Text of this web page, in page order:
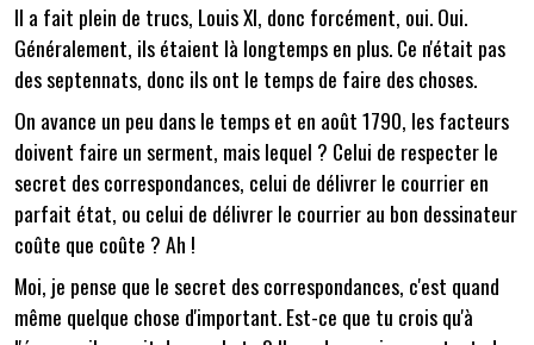
Il a fait plein de trucs, Louis XI, donc forcément, oui. Oui.
Généralement, ils étaient là longtemps en plus. Ce n'était pas
des septennats, donc ils ont le temps de faire des choses.
On avance un peu dans le temps et en août 1790, les facteurs
doivent faire un serment, mais lequel ? Celui de respecter le
secret des correspondances, celui de délivrer le courrier en
parfait état, ou celui de délivrer le courrier au bon dessinateur
coûte que coûte ? Ah !
Moi, je pense que le secret des correspondances, c'est quand
même quelque chose d'important. Est-ce que tu crois qu'à